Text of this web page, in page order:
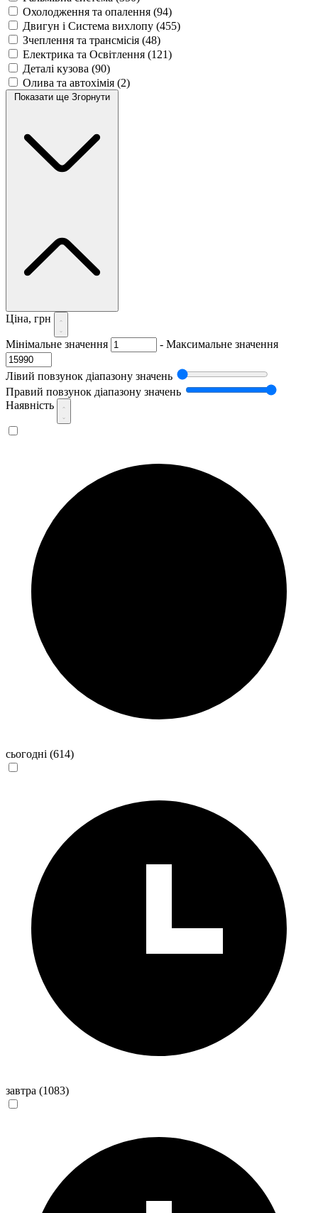
Охолодження та опалення (94)
Двигун і Система вихлопу (455)
Зчеплення та трансмісія (48)
Електрика та Освітлення (121)
Деталі кузова (90)
Олива та автохімія (2)
Показати ще Згорнути
Ціна, грн
Мінімальне значення - Максимальне значення
Лівий повзунок діапазону значень
Правий повзунок діапазону значень
Наявність
сьогодні (614)
завтра (1083)